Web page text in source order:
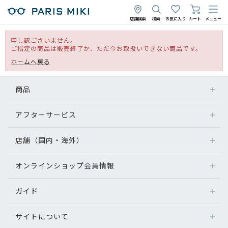
店舗検索 検索 お気に入り カート メニュー
申し訳ございません。
ご指定の商品は販売終了か、ただ今お取扱いできない商品です。
ホームへ戻る
商品
アフターサービス
店舗（国内・海外）
オンラインショップ会員情報
ガイド
サイトについて